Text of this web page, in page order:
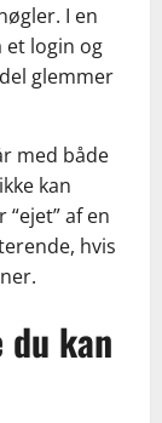
I en
et login og
glemmer
med både
kan
af en
hvis
kan